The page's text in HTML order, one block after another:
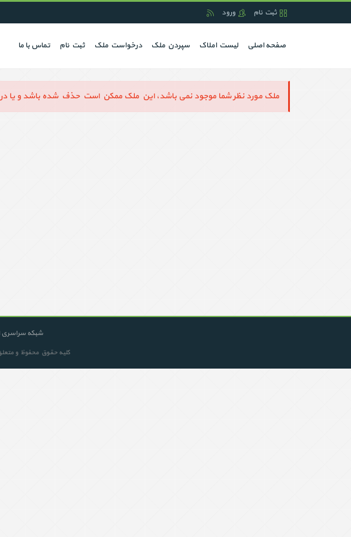
ثبت نام ورود
صفحه اصلی لیست املاک سپردن ملک درخواست ملک ثبت نام تماس با ما
ملک مورد نظر شما موجود نمی باشد، این ملک ممکن است حذف شده باشد و یا در
شبکه سراسری
کلیه حقوق محفوظ و